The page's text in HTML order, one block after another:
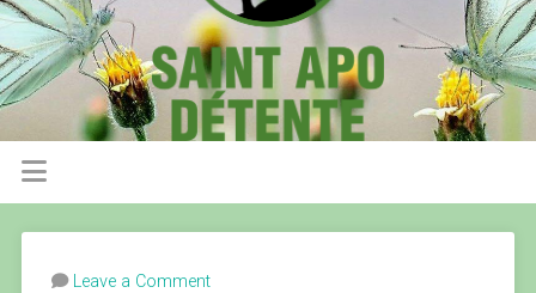
Leave a Comment